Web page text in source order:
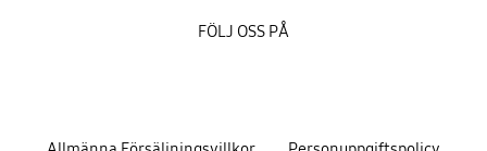
FÖLJ OSS PÅ